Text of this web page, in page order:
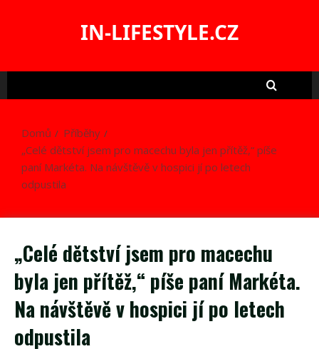
IN-LIFESTYLE.CZ
Domů
Příběhy
„Celé dětství jsem pro macechu byla jen přítěž,“ píše
paní Markéta. Na návštěvě v hospici jí po letech
odpustila
„Celé dětství jsem pro macechu
byla jen přítěž,“ píše paní Markéta.
Na návštěvě v hospici jí po letech
odpustila